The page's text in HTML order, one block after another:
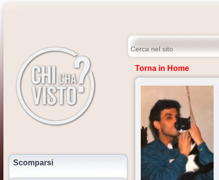
Scomparsi
Torna in Home